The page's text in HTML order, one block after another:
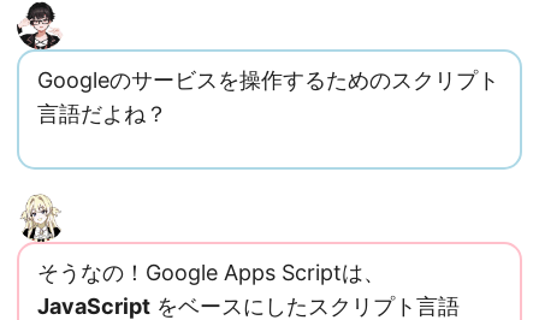
Googleのサービスを操作するためのスクリプト
言語だよね？
そうなの！Google Apps Scriptは、
JavaScript をベースにしたスクリプト言語